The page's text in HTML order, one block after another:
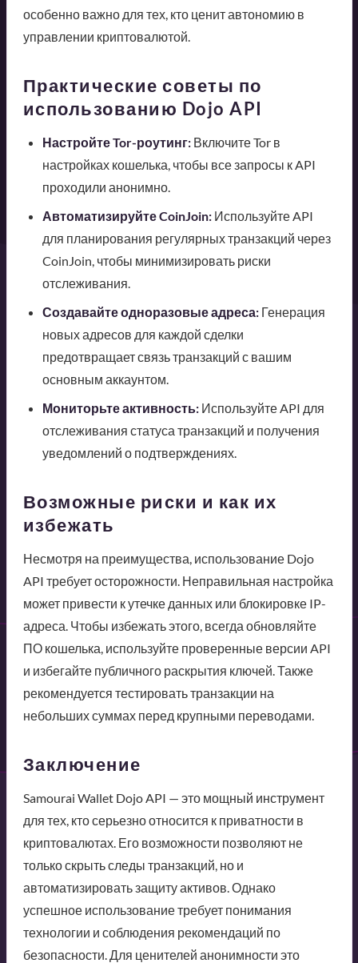
особенно важно для тех, кто ценит автономию в
управлении криптовалютой.
Практические советы по
использованию Dojo API
Настройте Tor-роутинг:Включите Tor в
настройках кошелька, чтобы все запросы к API
проходили анонимно.
Автоматизируйте CoinJoin:Используйте API
для планирования регулярных транзакций через
CoinJoin, чтобы минимизировать риски
отслеживания.
Создавайте одноразовые адреса:Генерация
новых адресов для каждой сделки
предотвращает связь транзакций с вашим
основным аккаунтом.
Мониторьте активность:Используйте API для
отслеживания статуса транзакций и получения
уведомлений о подтверждениях.
Возможные риски и как их
избежать
Несмотря на преимущества, использование Dojo
API требует осторожности. Неправильная настройка
может привести к утечке данных или блокировке IP-
адреса. Чтобы избежать этого, всегда обновляйте
ПО кошелька, используйте проверенные версии API
и избегайте публичного раскрытия ключей. Также
рекомендуется тестировать транзакции на
небольших суммах перед крупными переводами.
Заключение
Samourai Wallet Dojo API — это мощный инструмент
для тех, кто серьезно относится к приватности в
криптовалютах. Его возможности позволяют не
только скрыть следы транзакций, но и
автоматизировать защиту активов. Однако
успешное использование требует понимания
технологии и соблюдения рекомендаций по
безопасности. Для ценителей анонимности это